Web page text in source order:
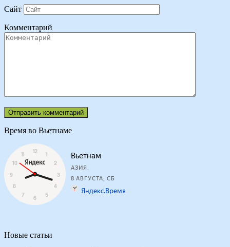
Сайт
Комментарий
Время во Вьетнаме
Новые статьи